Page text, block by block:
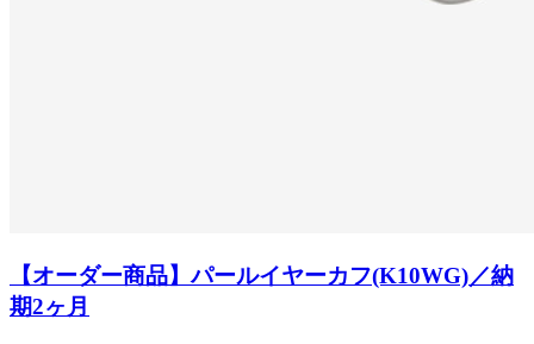
【オーダー商品】パールイヤーカフ(K10WG)／納
期2ヶ月